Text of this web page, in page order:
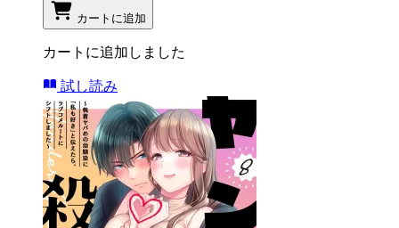
カートに追加
カートに追加しました
試し読み